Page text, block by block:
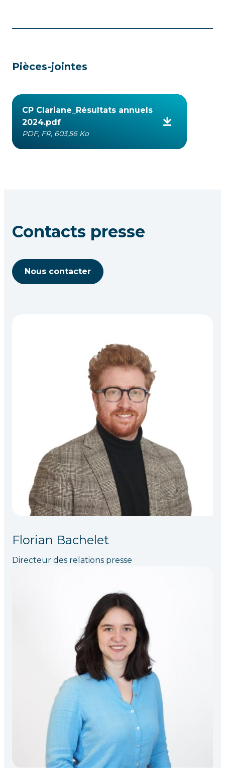
Pièces-jointes
CP Clariane_Résultats annuels
2024.pdf
PDF, FR, 603,56 Ko
Contacts presse
Nous contacter
Florian Bachelet
Directeur des relations presse